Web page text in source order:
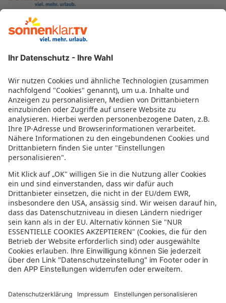
zur sonnenklar.TV Webseite
Moderatoren
Impressum
Informationen zur Barrierefreiheit
Datenschutz
Datenschutzeinstellungen
In der sonnenklar.TV Mediathek finden Sie alle Informationen rundum
den TV-Sender sonnenklar.TV!
Das Angebot war mal wieder zu schnell weg? Oder Sie wollen sich Ihre
nächste Traumreise noch einmal gratis etwas genauer anschauen? Dann
stöbern Sie doch in unserem TV-Programmund sehen Sie sich dort die
Folgen der letzten Tage nochmal an! Sie würden gerne wissen, was
gerade im TV läuft? Über unserenLive-Streamkönnen Sie sonnenklar.TV
online anschauen und die aktuellen Reise-Schnäppchen aus dem
Fernsehen verfolgen! Alle HDTV Infos und Empfangs-Einstellungen
finden Siehier. Dazu gehören Anleitungen zu den Einstellungen bei
Android & iOS Apps sowie der Windows PC App. Für Inspirationen sorgen
den Urlwald entführen! Diverse Videos von Hotels, der Umgebung und